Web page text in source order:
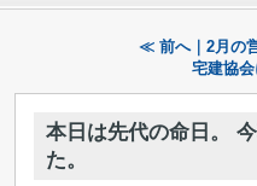
≪ 前へ｜2月の
宅建協
本日は先代の命日。
た。